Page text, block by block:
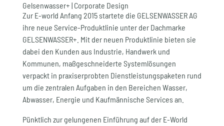
Gelsenwasser+ | Corporate Design
Zur E-world Anfang 2015 startete die GELSENWASSER AG
ihre neue Service-Produktlinie unter der Dachmarke
GELSENWASSER+. Mit der neuen Produktlinie bieten sie
dabei den Kunden aus Industrie, Handwerk und
Kommunen, maßgeschneiderte Systemlösungen
verpackt in praxiserprobten Dienstleistungspaketen rund
um die zentralen Aufgaben in den Bereichen Wasser,
Abwasser, Energie und Kaufmännische Services an.
Pünktlich zur gelungenen Einführung auf der E-World